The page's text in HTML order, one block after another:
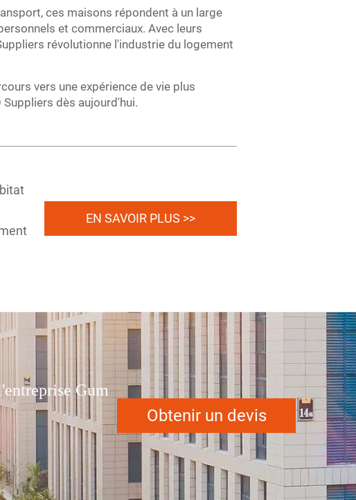
ces maisons répondent à un large
et commerciaux. Avec leurs
révolutionne l'industrie du logement
vers une expérience de vie plus
dès aujourd'hui.
EN SAVOIR PLUS >>
Gum
Obtenir un devis